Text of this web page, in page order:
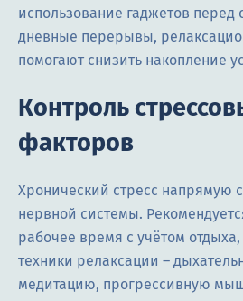
использование гаджетов перед
дневные перерывы,
помогают снизить накопление
Контроль
факторов
Хронический стресс напрямую
нервной системы.
рабочее время с учётом отдыха,
техники релаксации –
медитацию, прогрессивную